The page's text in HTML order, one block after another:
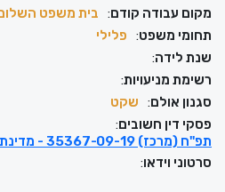
מקום עבודה קודם:
בית משפט השלום
תחומי משפט:
פלילי
שנת לידה:
רשימת מניעויות:
סגנון אולם:
שקט
פסקי דין חשובים:
תפ"ח (מרכז) 35367-09-19 - מדינת ישראל נ' חסין אבו זאייד
סרטוני וידאו: